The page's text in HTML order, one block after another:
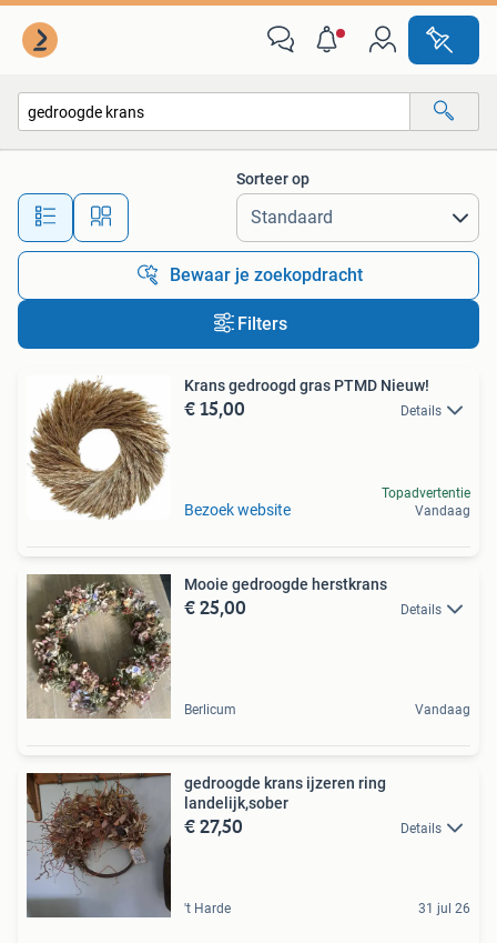
Alle afstanden…
Sorteer op
Bewaar je zoekopdracht
Filters
Krans gedroogd gras PTMD Nieuw!
€ 15,00 Details
Bezoek website
Topadvertentie
Vandaag
Mooie gedroogde herstkrans
€ 25,00 Details
Berlicum Vandaag
gedroogde krans ijzeren ring
landelijk,sober
€ 27,50 Details
't Harde 31 jul 26